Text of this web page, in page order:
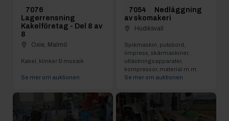
7076
Lagerrensning
Kakelföretag - Del 8 av
8
Oxie, Malmö
Kakel, klinker & mosaik
Se mer om auktionen
7054
Nedläggning
av skomakeri
Hudiksvall
Spikmaskin, putsbord,
limpress, skärmaskiner,
utlästningsapparater,
kompressor, material m.m.
Se mer om auktionen